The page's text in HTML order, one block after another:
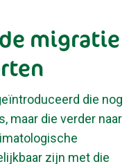
migratie
die nog
maar die verder naar
zijn met die